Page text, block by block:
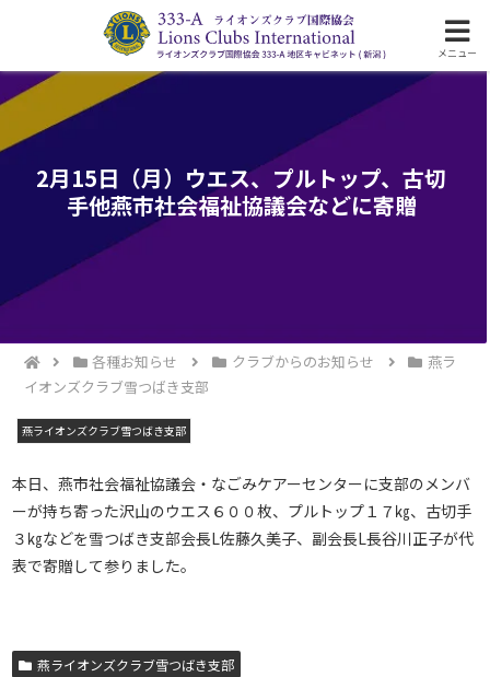
ライオンズクラブ国際協会333-A地区の活動
2月15日（月）ウエス、プルトップ、古切
手他燕市社会福祉協議会などに寄贈
各種お知らせ クラブからのお知らせ
燕ラ
イオンズクラブ雪つばき支部
燕ライオンズクラブ雪つばき支部
本日、燕市社会福祉協議会・なごみケアーセンターに支部のメンバ
ーが持ち寄った沢山のウエス６００枚、プルトップ１７㎏、古切手
３㎏などを雪つばき支部会長L佐藤久美子、副会長L長谷川正子が代
表で寄贈して参りました。
燕ライオンズクラブ雪つばき支部
メニュー